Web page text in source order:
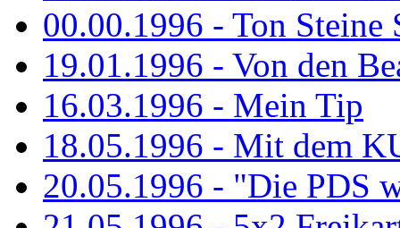
00.00.1996 - Ton Steine
19.01.1996 - Von den
16.03.1996 - Mein Tip
18.05.1996 - Mit dem
20.05.1996 - "Die PDS